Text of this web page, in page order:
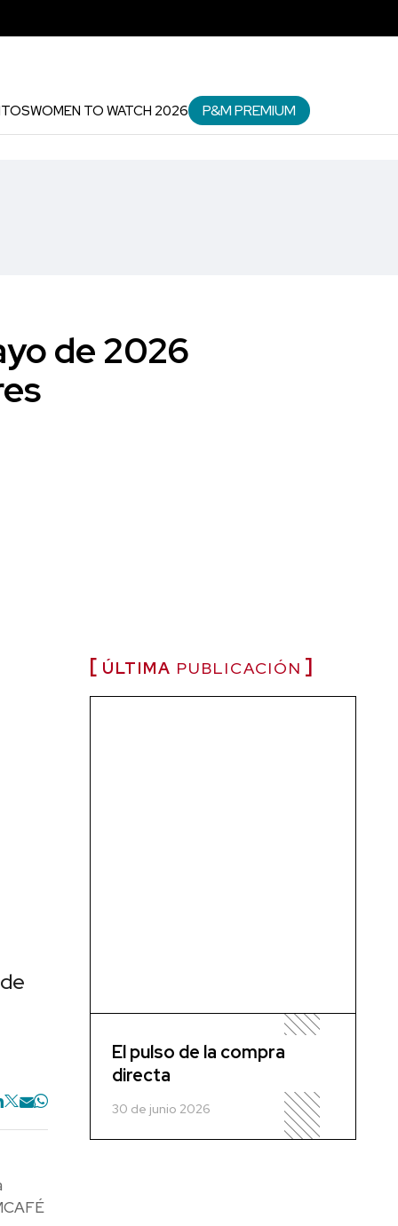
WOMEN TO WATCH 2026 P&M PREMIUM
de 2026
ÚLTIMA PUBLICACIÓN
El pulso de la compra
directa
30 de junio 2026